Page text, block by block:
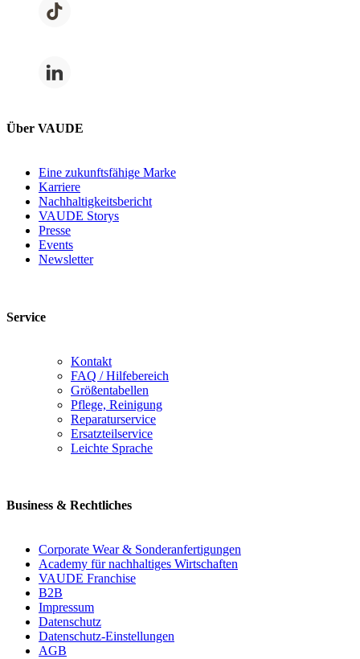
Über VAUDE
Eine zukunftsfähige Marke
Karriere
Nachhaltigkeitsbericht
VAUDE Storys
Presse
Events
Newsletter
Service
Kontakt
FAQ / Hilfebereich
Größentabellen
Pflege, Reinigung
Reparaturservice
Ersatzteilservice
Leichte Sprache
Business & Rechtliches
Corporate Wear & Sonderanfertigungen
Academy für nachhaltiges Wirtschaften
VAUDE Franchise
B2B
Impressum
Datenschutz
Datenschutz-Einstellungen
AGB